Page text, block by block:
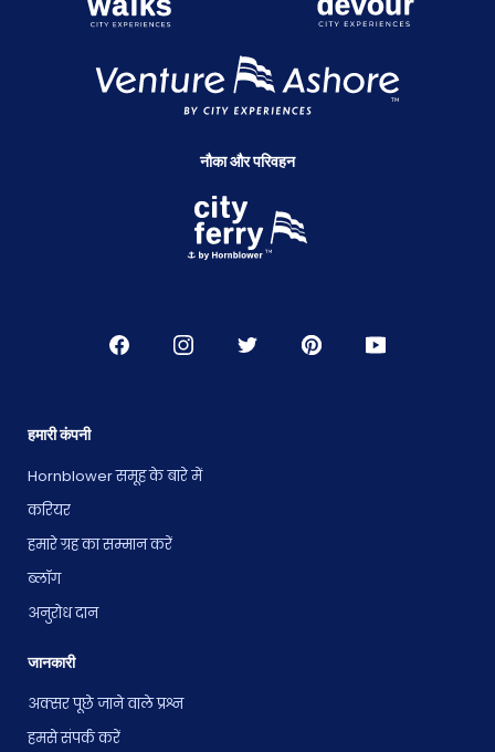
नौका और परिवहन
हमारी कंपनी
Hornblower समूह के बारे में
करियर
हमारे ग्रह का सम्मान करें
ब्लॉग
अनुरोध दान
जानकारी
अक्सर पूछे जाने वाले प्रश्न
हमसे संपर्क करें